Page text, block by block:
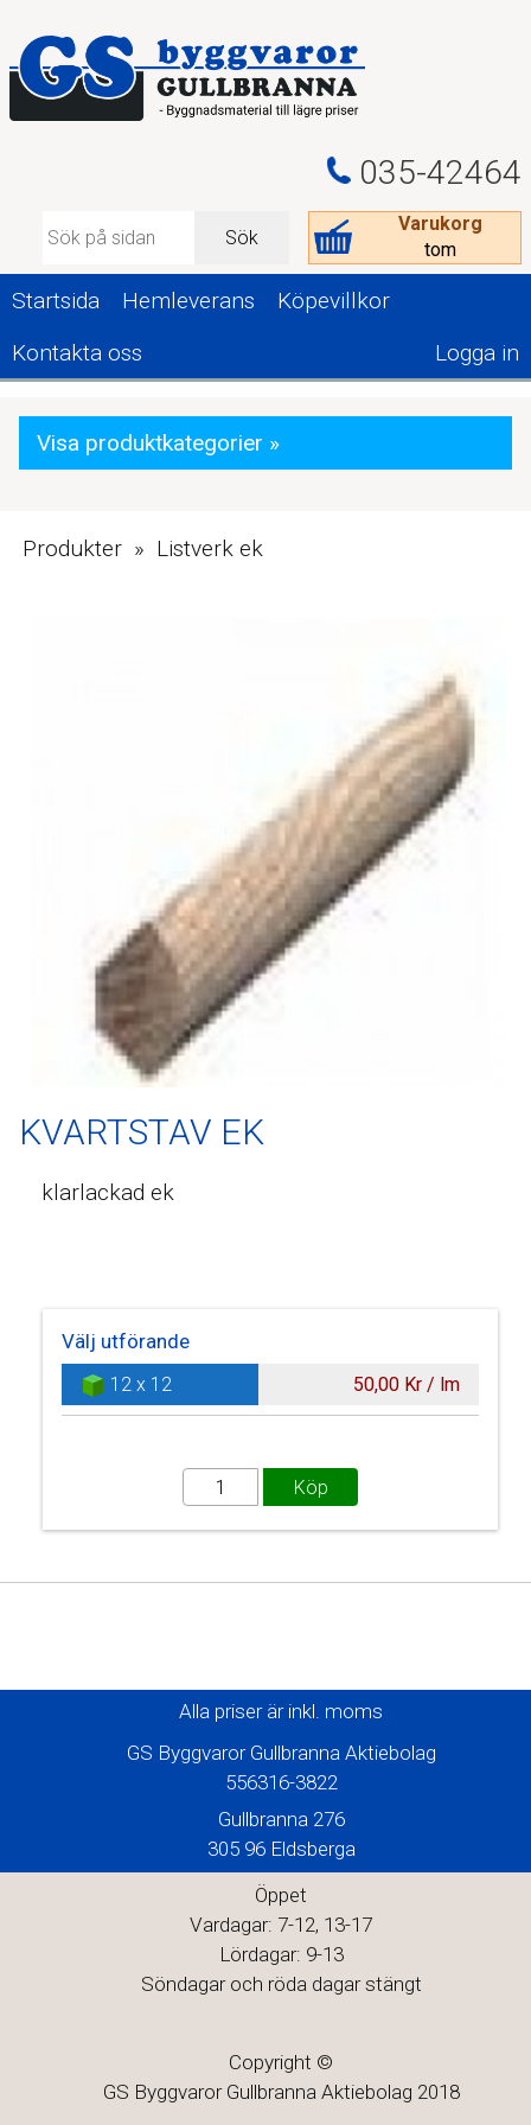
035-42464
Varukorg
tom
Sök
Startsida Hemleverans
Köpevillkor
Kontakta oss
Logga in
Visa produktkategorier »
Produkter » Listverk ek
KVARTSTAV EK
klarlackad ek
Välj utförande
12 x 12 50,00 Kr / lm
Alla priser är inkl. moms
GS Byggvaror Gullbranna Aktiebolag
556316-3822
Gullbranna 276
305 96 Eldsberga
Öppet
Vardagar: 7-12, 13-17
Lördagar: 9-13
Söndagar och röda dagar stängt
Copyright ©
GS Byggvaror Gullbranna Aktiebolag 2018